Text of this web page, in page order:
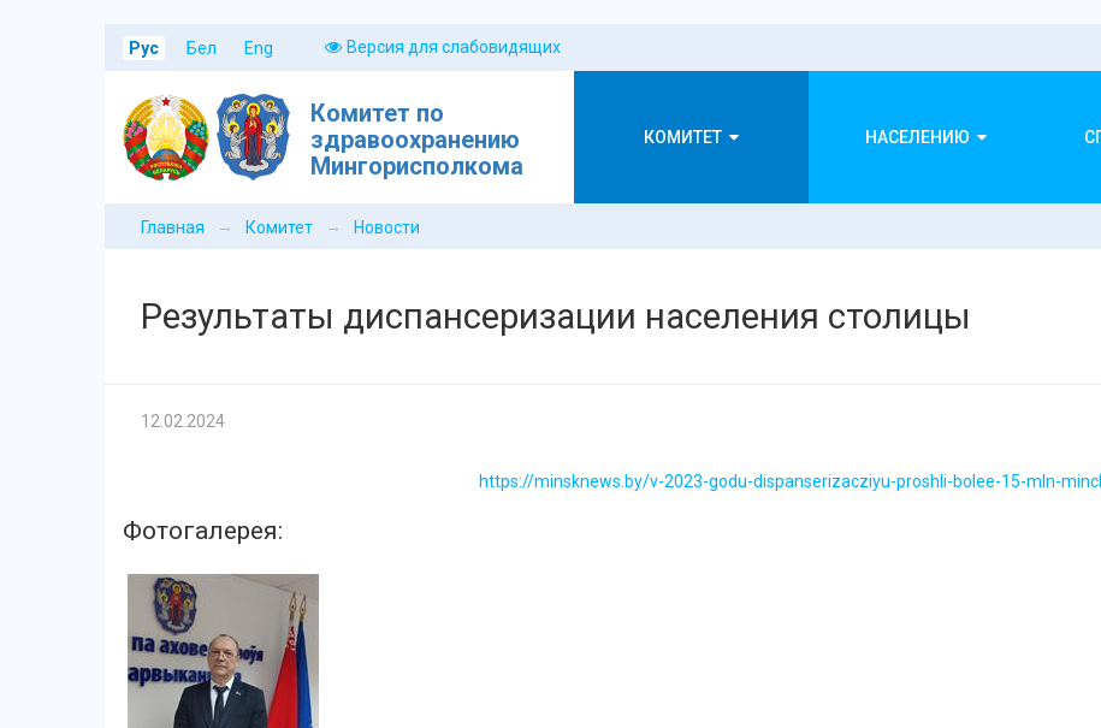
Рус Бел Eng Версия для слабовидящих
Комитет по
здравоохранению
Мингорисполкома
КОМИТЕТ НАСЕЛЕНИЮ
Главная → Комитет → Новости
Результаты диспансеризации населения столицы
12.02.2024
https://minsknews.by/v-2023-godu-dispanserizacziyu-proshli-bolee-15-mln-
Фотогалерея: